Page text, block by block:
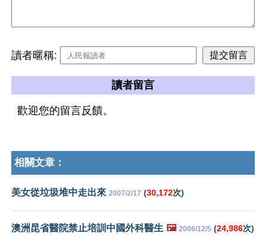
讀者暱稱:
讀者留言
歡迎您的留言反饋。
相關文章：
美女從垃圾堆中走出來 2007/2/17 (30,172次)
澳洲昆省醫院禁止培訓中國外科醫生 🖼️ 2006/12/5 (24,986次)